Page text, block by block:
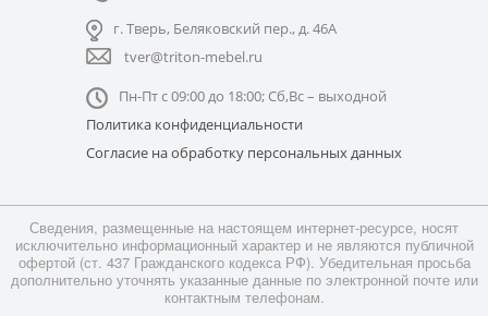
г. Тверь, Беляковский пер., д. 46А
tver@triton-mebel.ru
Пн-Пт с 09:00 до 18:00; Сб,Вс – выходной
Политика конфиденциальности
Согласие на обработку персональных данных
Сведения, размещенные на настоящем интернет-ресурсе, носят
исключительно информационный характер и не являются публичной
офертой (ст. 437 Гражданского кодекса РФ). Убедительная просьба
дополнительно уточнять указанные данные по электронной почте или
контактным телефонам.